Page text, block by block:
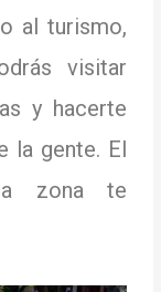
al turismo,
visitar
y hacerte
la gente. El
zona te